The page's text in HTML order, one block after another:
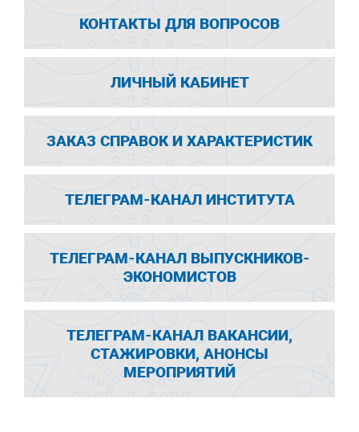
КОНТАКТЫ ДЛЯ ВОПРОСОВ
ЛИЧНЫЙ КАБИНЕТ
ЗАКАЗ СПРАВОК И ХАРАКТЕРИСТИК
ТЕЛЕГРАМ-КАНАЛ ИНСТИТУТА
ТЕЛЕГРАМ-КАНАЛ ВЫПУСКНИКОВ-
ЭКОНОМИСТОВ
ТЕЛЕГРАМ-КАНАЛ ВАКАНСИИ,
СТАЖИРОВКИ, АНОНСЫ
МЕРОПРИЯТИЙ